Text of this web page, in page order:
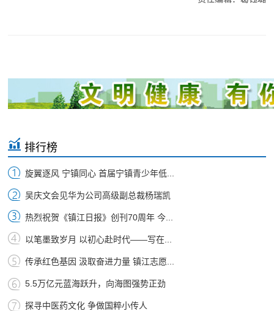
排行榜
旋翼逐风 宁镇同心 首届宁镇青少年低...
吴庆文会见华为公司高级副总裁杨瑞凯
热烈祝贺《镇江日报》创刊70周年 今...
以笔墨致岁月 以初心赴时代——写在...
传承红色基因 汲取奋进力量 镇江志愿...
5.5万亿元蓝海跃升，向海图强势正劲
探寻中医药文化 争做国粹小传人